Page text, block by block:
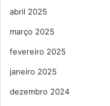
abril 2025
março 2025
fevereiro 2025
janeiro 2025
dezembro 2024